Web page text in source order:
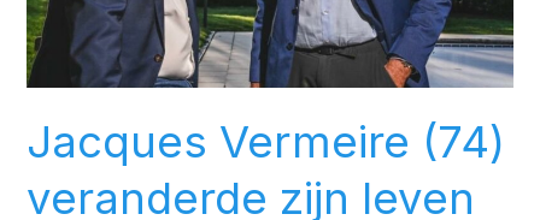
Jacques Vermeire (74)
veranderde zijn leven
darmkanker
(en
dit
wil
iedereen